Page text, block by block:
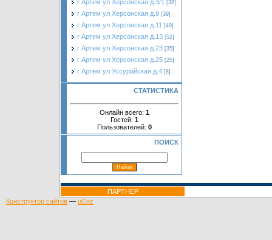
г Артем ул Херсонская д.3/1 [38]
г Артем ул Херсонская д.9 [39]
г Артем ул Херсонская д.11 [49]
г Артем ул Херсонская д.13 [52]
г Артем ул Херсонская д.23 [35]
г Артем ул Херсонская д.25 [25]
г Артем ул Уссурийская д.4 [8]
СТАТИСТИКА
Онлайн всего: 1
Гостей: 1
Пользователей: 0
ПОИСК
ПАРТНЕР
Конструктор сайтов — uCoz